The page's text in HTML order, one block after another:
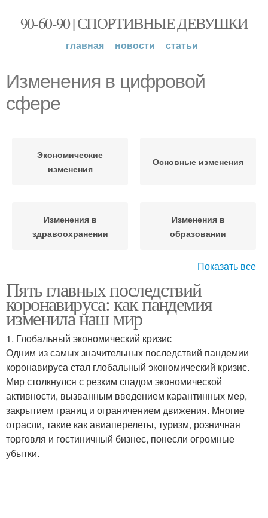
90-60-90 | СПОРТИВНЫЕ ДЕВУШКИ
главная новости статьи
Изменения в цифровой
сфере
Экономические
изменения
Основные изменения
Изменения в
здравоохранении
Изменения в
образовании
Социальные изменения Цифровые технологии
Показать все
Пять главных последствий
коронавируса: как пандемия
изменила наш мир
1. Глобальный экономический кризис
Одним из самых значительных последствий пандемии
коронавируса стал глобальный экономический кризис.
Мир столкнулся с резким спадом экономической
активности, вызванным введением карантинных мер,
закрытием границ и ограничением движения. Многие
отрасли, такие как авиаперелеты, туризм, розничная
торговля и гостиничный бизнес, понесли огромные
убытки.